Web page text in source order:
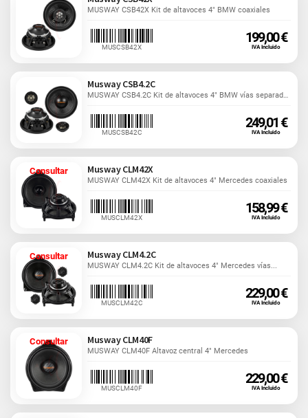
MUSWAY CSB42X Kit de altavoces 4" BMW coaxiales
MUSCSB42X
199,00 €
IVA Incluido
Musway CSB4.2C
MUSWAY CSB4.2C Kit de altavoces 4" BMW vías separadas
MUSCSB42C
249,01 €
IVA Incluido
Consultar Musway CLM42X
MUSWAY CLM42X Kit de altavoces 4" Mercedes coaxiales
MUSCLM42X
158,99 €
IVA Incluido
Consultar Musway CLM4.2C
MUSWAY CLM4.2C Kit de altavoces 4" Mercedes vías...
MUSCLM42C
229,00 €
IVA Incluido
Consultar Musway CLM40F
MUSWAY CLM40F Altavoz central 4" Mercedes
MUSCLM40F
229,00 €
IVA Incluido